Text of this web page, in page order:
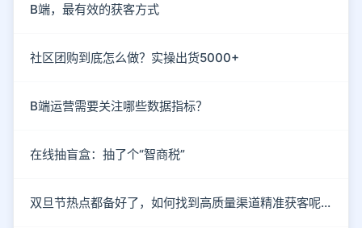
B端，最有效的获客方式
社区团购到底怎么做？实操出货5000+
B端运营需要关注哪些数据指标？
在线抽盲盒：抽了个“智商税”
双旦节热点都备好了，如何找到高质量渠道精准获客呢？